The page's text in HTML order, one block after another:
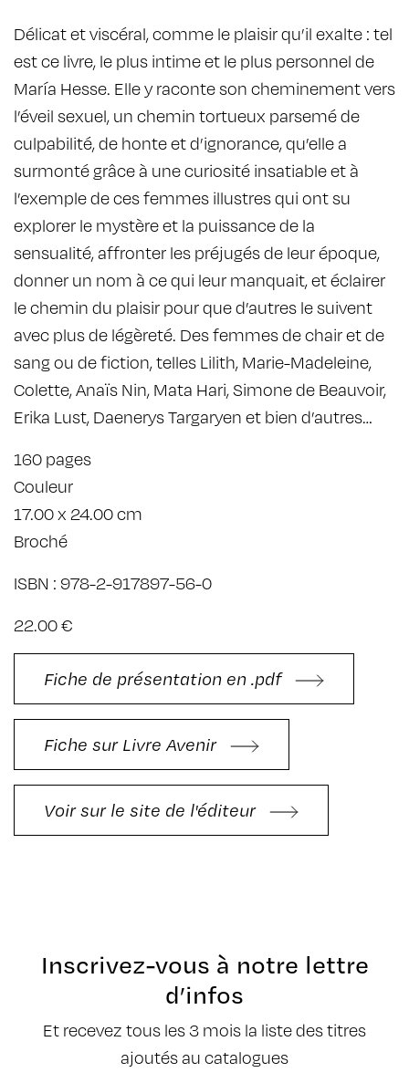
Délicat et viscéral, comme le plaisir qu’il exalte : tel
est ce livre, le plus intime et le plus personnel de
María Hesse. Elle y raconte son cheminement vers
l’éveil sexuel, un chemin tortueux parsemé de
culpabilité, de honte et d’ignorance, qu’elle a
surmonté grâce à une curiosité insatiable et à
l’exemple de ces femmes illustres qui ont su
explorer le mystère et la puissance de la
sensualité, affronter les préjugés de leur époque,
donner un nom à ce qui leur manquait, et éclairer
le chemin du plaisir pour que d’autres le suivent
avec plus de légèreté. Des femmes de chair et de
sang ou de fiction, telles Lilith, Marie-Madeleine,
Colette, Anaïs Nin, Mata Hari, Simone de Beauvoir,
Erika Lust, Daenerys Targaryen et bien d’autres…
160 pages
Couleur
17.00 x 24.00 cm
Broché
ISBN : 978-2-917897-56-0
22.00 €
Fiche de présentation en .pdf
Fiche sur Livre Avenir
Voir sur le site de l'éditeur
Inscrivez-vous à notre lettre
d’infos
Et recevez tous les 3 mois la liste des titres
ajoutés au catalogues